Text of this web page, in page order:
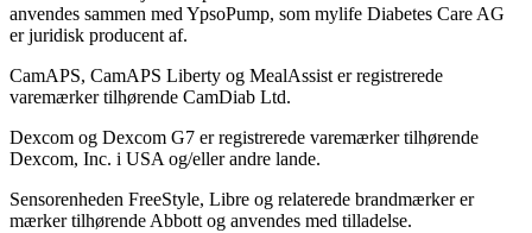
anvendes sammen med YpsoPump, som mylife Diabetes Care AG
er juridisk producent af.
CamAPS, CamAPS Liberty og MealAssist er registrerede
varemærker tilhørende CamDiab Ltd.
Dexcom og Dexcom G7 er registrerede varemærker tilhørende
Dexcom, Inc. i USA og/eller andre lande.
Sensorenheden FreeStyle, Libre og relaterede brandmærker er
mærker tilhørende Abbott og anvendes med tilladelse.